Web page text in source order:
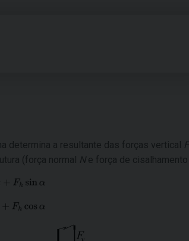
determina a resultante das forças vertical F
(força normal Ne força de cisalhamento